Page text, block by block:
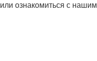
или ознакомиться с нашим